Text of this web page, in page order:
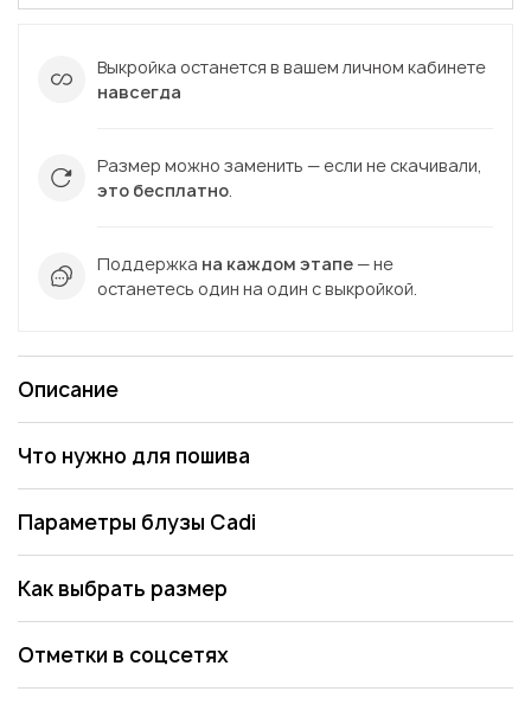
Выкройка останется в вашем личном кабинете
навсегда
Размер можно заменить — если не скачивали,
это бесплатно.
Поддержка на каждом этапе — не
останетесь один на один с выкройкой.
Описание
Что нужно для пошива
Параметры блузы Cadi
Как выбрать размер
Отметки в соцсетях